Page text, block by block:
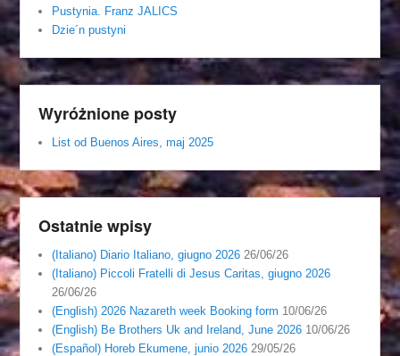
Pustynia. Franz JALICS
Dzie´n pustyni
Wyróżnione posty
List od Buenos Aires, maj 2025
Ostatnie wpisy
(Italiano) Diario Italiano, giugno 2026 26/06/26
(Italiano) Piccoli Fratelli di Jesus Caritas, giugno 2026
26/06/26
(English) 2026 Nazareth week Booking form 10/06/26
(English) Be Brothers Uk and Ireland, June 2026 10/06/26
(Español) Horeb Ekumene, junio 2026 29/05/26